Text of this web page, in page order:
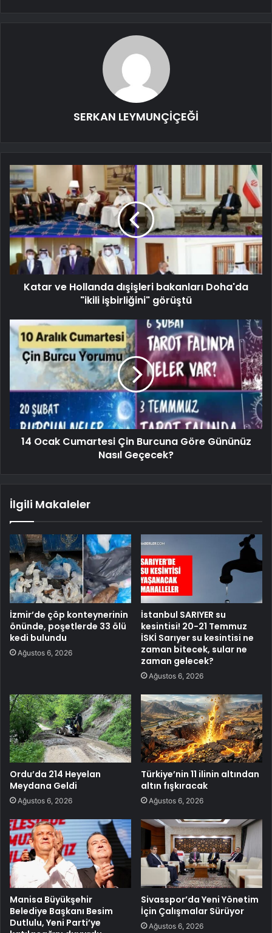
SERKAN LEYMUNÇİÇEĞİ
Katar ve Hollanda dışişleri bakanları Doha'da
"ikili işbirliğini" görüştü
14 Ocak Cumartesi Çin Burcuna Göre Gününüz
Nasıl Geçecek?
İlgili Makaleler
İzmir’de çöp konteynerinin
önünde, poşetlerde 33 ölü
kedi bulundu
Ağustos 6, 2026
İstanbul SARIYER su
kesintisi! 20-21 Temmuz
İSKİ Sarıyer su kesintisi ne
zaman bitecek, sular ne
zaman gelecek?
Ağustos 6, 2026
Ordu’da 214 Heyelan
Meydana Geldi
Ağustos 6, 2026
Türkiye’nin 11 ilinin altından
altın fışkıracak
Ağustos 6, 2026
Manisa Büyükşehir
Belediye Başkanı Besim
Dutlulu, Yeni Parti’ye
Sivasspor’da Yeni Yönetim
İçin Çalışmalar Sürüyor
Ağustos 6, 2026